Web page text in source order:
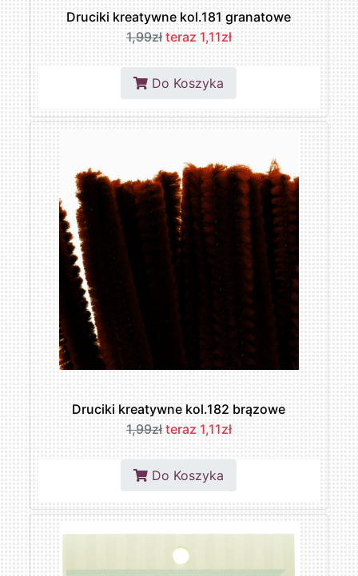
Druciki kreatywne kol.181 granatowe
1,99zł teraz 1,11zł
Do Koszyka
Druciki kreatywne kol.182 brązowe
1,99zł teraz 1,11zł
Do Koszyka